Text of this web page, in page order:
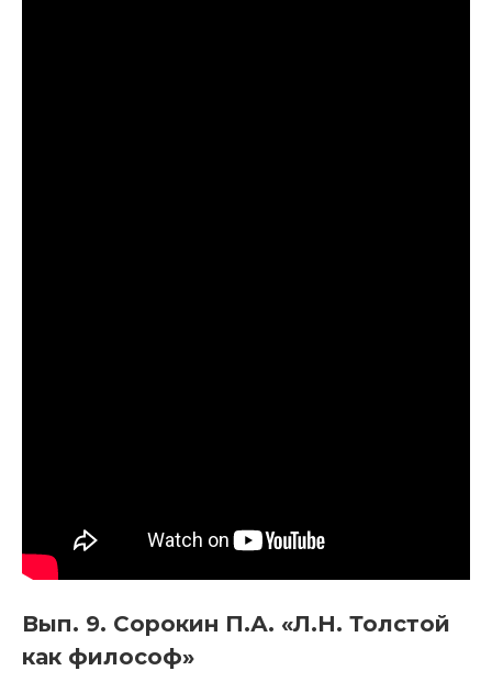
Вып. 9. Сорокин П.А. «Л.Н. Толстой
как философ»